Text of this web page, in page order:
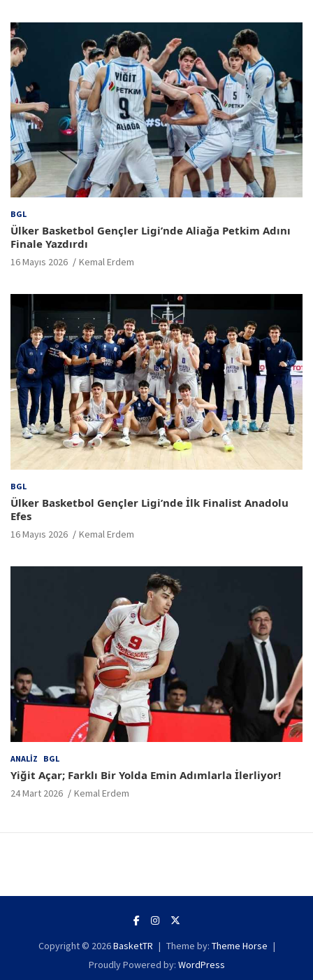
BGL
Ülker Basketbol Gençler Ligi’nde Aliağa Petkim Adını
Finale Yazdırdı
16 Mayıs 2026 Kemal Erdem
BGL
Ülker Basketbol Gençler Ligi’nde İlk Finalist Anadolu
Efes
16 Mayıs 2026 Kemal Erdem
ANALIZ BGL
Yiğit Açar; Farklı Bir Yolda Emin Adımlarla İlerliyor!
24 Mart 2026 Kemal Erdem
Copyright © 2026BasketTR Theme by: Theme Horse
Proudly Powered by: WordPress